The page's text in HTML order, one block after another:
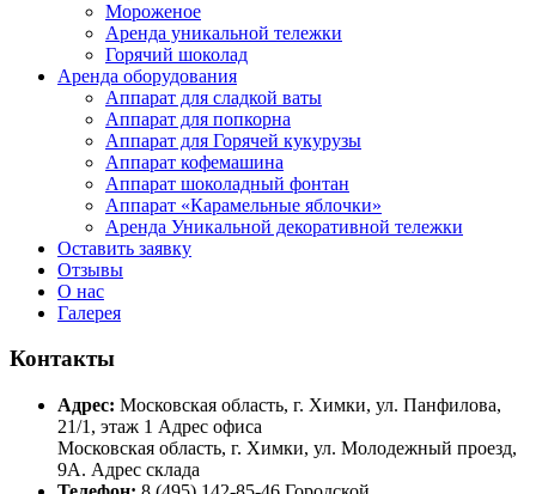
Мороженое
Аренда уникальной тележки
Горячий шоколад
Аренда оборудования
Аппарат для сладкой ваты
Аппарат для попкорна
Аппарат для Горячей кукурузы
Аппарат кофемашина
Аппарат шоколадный фонтан
Аппарат «Карамельные яблочки»
Аренда Уникальной декоративной тележки
Оставить заявку
Отзывы
О нас
Галерея
Контакты
Адрес: Московская область, г. Химки, ул. Панфилова,
21/1, этаж 1 Адрес офиса
Московская область, г. Химки, ул. Молодежный проезд,
9А. Адрес склада